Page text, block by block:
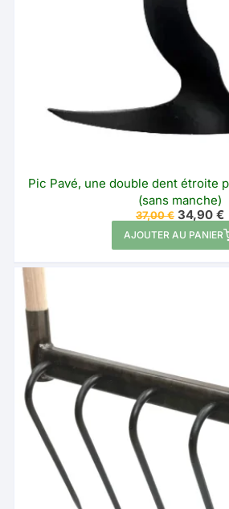
Pic Pavé, une double dent étroite
(sans manche)
37,00€ Le
prix
initial
était :
34,90 €Le
AJOUTER AU PANIER